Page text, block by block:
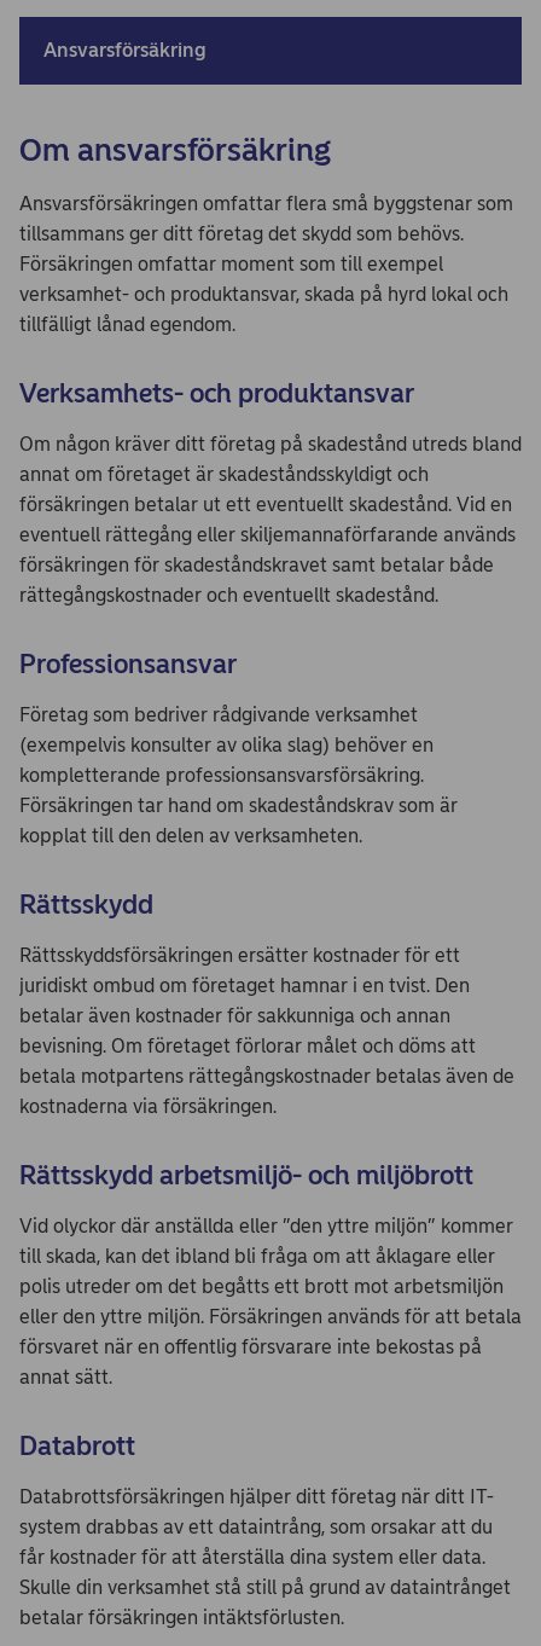
Ansvarsförsäkring
Om ansvarsförsäkring
Ansvarsförsäkringen omfattar flera små byggstenar som
tillsammans ger ditt företag det skydd som behövs.
Försäkringen omfattar moment som till exempel
verksamhet- och produktansvar, skada på hyrd lokal och
tillfälligt lånad egendom.
Verksamhets- och produktansvar
Om någon kräver ditt företag på skadestånd utreds bland
annat om företaget är skadeståndsskyldigt och
försäkringen betalar ut ett eventuellt skadestånd. Vid en
eventuell rättegång eller skiljemannaförfarande används
försäkringen för skadeståndskravet samt betalar både
rättegångskostnader och eventuellt skadestånd.
Professionsansvar
Företag som bedriver rådgivande verksamhet
(exempelvis konsulter av olika slag) behöver en
kompletterande professionsansvarsförsäkring.
Försäkringen tar hand om skadeståndskrav som är
kopplat till den delen av verksamheten.
Rättsskydd
Rättsskyddsförsäkringen ersätter kostnader för ett
juridiskt ombud om företaget hamnar i en tvist. Den
betalar även kostnader för sakkunniga och annan
bevisning. Om företaget förlorar målet och döms att
betala motpartens rättegångskostnader betalas även de
kostnaderna via försäkringen.
Rättsskydd arbetsmiljö- och miljöbrott
Vid olyckor där anställda eller ”den yttre miljön” kommer
till skada, kan det ibland bli fråga om att åklagare eller
polis utreder om det begåtts ett brott mot arbetsmiljön
eller den yttre miljön. Försäkringen används för att betala
försvaret när en offentlig försvarare inte bekostas på
annat sätt.
Databrott
Databrottsförsäkringen hjälper ditt företag när ditt IT-
system drabbas av ett dataintrång, som orsakar att du
får kostnader för att återställa dina system eller data.
Skulle din verksamhet stå still på grund av dataintrånget
betalar försäkringen intäktsförlusten.